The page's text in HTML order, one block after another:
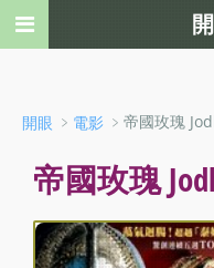
開眼 ﹥ 電影 ﹥帝國玫瑰
帝國玫瑰